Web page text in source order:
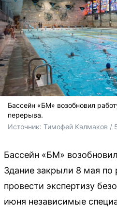
Бассейн «БМ» возобновил
перерыва.
Источник: Тимофей Калмаков /
Бассейн «БМ»
Здание закрыли 8 мая
провести экспертизу
июня независимые